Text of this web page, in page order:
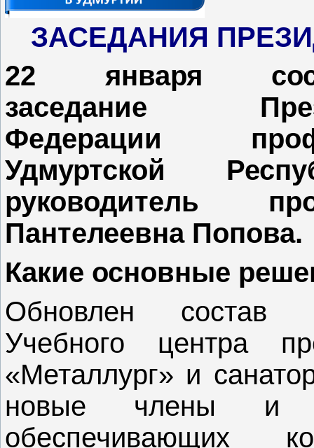
ЗАСЕДАНИЯ
22 января
заседание
Федерации
Удмуртской
руководитель
Пантелеевна Попова.
Какие основные
Обновлен состав
Учебного центра
«Металлург» и
новые члены и
обеспечивающих